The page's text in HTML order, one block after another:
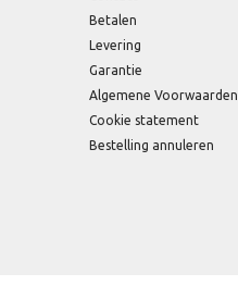
Betalen
Levering
Garantie
Algemene Voorwaarden
Cookie statement
Bestelling annuleren